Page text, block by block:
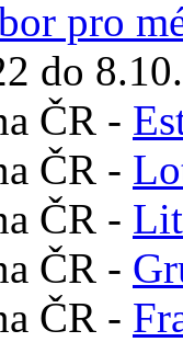
pro
do
ČR -
ČR -
ČR -
ČR -
ČR -